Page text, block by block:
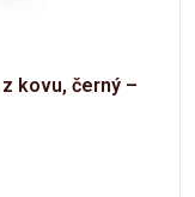
kovu, černý –